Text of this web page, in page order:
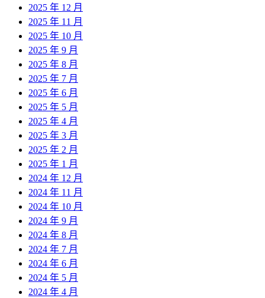
2025 年 12 月
2025 年 11 月
2025 年 10 月
2025 年 9 月
2025 年 8 月
2025 年 7 月
2025 年 6 月
2025 年 5 月
2025 年 4 月
2025 年 3 月
2025 年 2 月
2025 年 1 月
2024 年 12 月
2024 年 11 月
2024 年 10 月
2024 年 9 月
2024 年 8 月
2024 年 7 月
2024 年 6 月
2024 年 5 月
2024 年 4 月